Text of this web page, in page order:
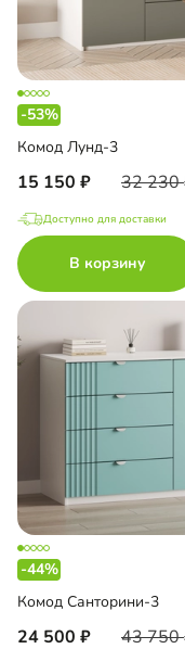
-53%
Комод Лунд-3
15 150 32 230
Доступно для доставки
В корзину
-44%
Комод Санторини-3
24 500 43 750